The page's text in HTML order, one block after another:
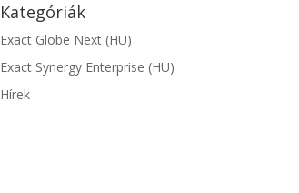
Kategóriák
Exact Globe Next (HU)
Exact Synergy Enterprise (HU)
Hírek